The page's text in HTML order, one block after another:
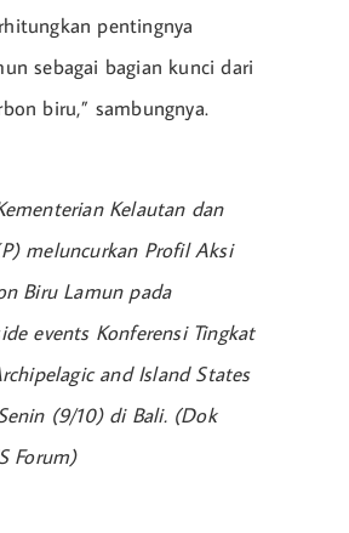
pentingnya
sebagai bagian kunci dari
biru,” sambungnya.
Kelautan dan
meluncurkan Profil Aksi
Biru Lamun pada
events Konferensi Tingkat
and Island States
(9/10) di Bali. (Dok
Forum)